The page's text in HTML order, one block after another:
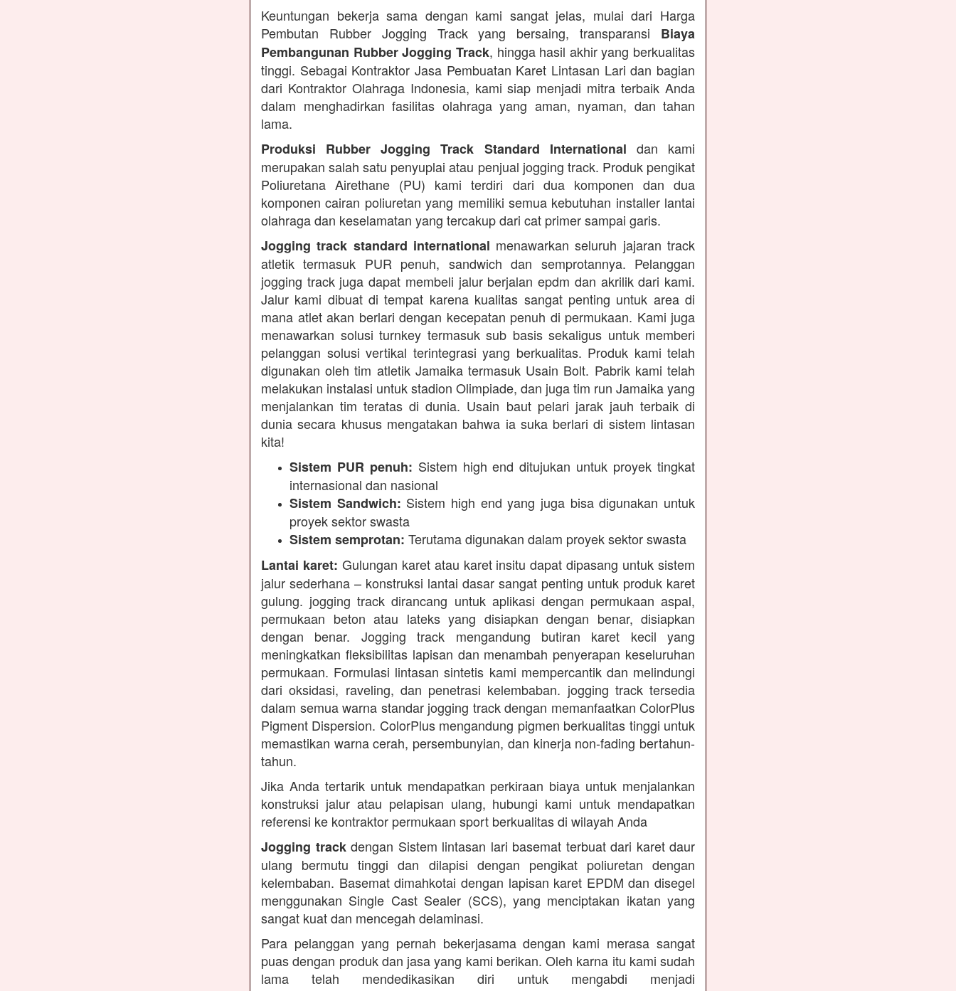
Keuntungan bekerja sama dengan kami sangat jelas, mulai dari Harga
Pembutan Rubber Jogging Track yang bersaing, transparansi Biaya
Pembangunan Rubber Jogging Track, hingga hasil akhir yang berkualitas
tinggi. Sebagai Kontraktor Jasa Pembuatan Karet Lintasan Lari dan bagian
dari Kontraktor Olahraga Indonesia, kami siap menjadi mitra terbaik Anda
dalam menghadirkan fasilitas olahraga yang aman, nyaman, dan tahan
lama.
Produksi Rubber Jogging Track Standard International dan kami
merupakan salah satu penyuplai atau penjual jogging track. Produk pengikat
Poliuretana Airethane (PU) kami terdiri dari dua komponen dan dua
komponen cairan poliuretan yang memiliki semua kebutuhan installer lantai
olahraga dan keselamatan yang tercakup dari cat primer sampai garis.
Jogging track standard international menawarkan seluruh jajaran track
atletik termasuk PUR penuh, sandwich dan semprotannya. Pelanggan
jogging track juga dapat membeli jalur berjalan epdm dan akrilik dari kami.
Jalur kami dibuat di tempat karena kualitas sangat penting untuk area di
mana atlet akan berlari dengan kecepatan penuh di permukaan. Kami juga
menawarkan solusi turnkey termasuk sub basis sekaligus untuk memberi
pelanggan solusi vertikal terintegrasi yang berkualitas. Produk kami telah
digunakan oleh tim atletik Jamaika termasuk Usain Bolt. Pabrik kami telah
melakukan instalasi untuk stadion Olimpiade, dan juga tim run Jamaika yang
menjalankan tim teratas di dunia. Usain baut pelari jarak jauh terbaik di
dunia secara khusus mengatakan bahwa ia suka berlari di sistem lintasan
kita!
Sistem PUR penuh: Sistem high end ditujukan untuk proyek tingkat
internasional dan nasional
Sistem Sandwich: Sistem high end yang juga bisa digunakan untuk
proyek sektor swasta
Sistem semprotan: Terutama digunakan dalam proyek sektor swasta
Lantai karet: Gulungan karet atau karet insitu dapat dipasang untuk sistem
jalur sederhana – konstruksi lantai dasar sangat penting untuk produk karet
gulung. jogging track dirancang untuk aplikasi dengan permukaan aspal,
permukaan beton atau lateks yang disiapkan dengan benar, disiapkan
dengan benar. Jogging track mengandung butiran karet kecil yang
meningkatkan fleksibilitas lapisan dan menambah penyerapan keseluruhan
permukaan. Formulasi lintasan sintetis kami mempercantik dan melindungi
dari oksidasi, raveling, dan penetrasi kelembaban. jogging track tersedia
dalam semua warna standar jogging track dengan memanfaatkan ColorPlus
Pigment Dispersion. ColorPlus mengandung pigmen berkualitas tinggi untuk
memastikan warna cerah, persembunyian, dan kinerja non-fading bertahun-
tahun.
Jika Anda tertarik untuk mendapatkan perkiraan biaya untuk menjalankan
konstruksi jalur atau pelapisan ulang, hubungi kami untuk mendapatkan
referensi ke kontraktor permukaan sport berkualitas di wilayah Anda
Jogging trackdengan Sistem lintasan lari basemat terbuat dari karet daur
ulang bermutu tinggi dan dilapisi dengan pengikat poliuretan dengan
kelembaban. Basemat dimahkotai dengan lapisan karet EPDM dan disegel
menggunakan Single Cast Sealer (SCS), yang menciptakan ikatan yang
sangat kuat dan mencegah delaminasi.
Para pelanggan yang pernah bekerjasama dengan kami merasa sangat
puas dengan produk dan jasa yang kami berikan. Oleh karna itu kami sudah
lama telah mendedikasikan diri untuk mengabdi menjadi